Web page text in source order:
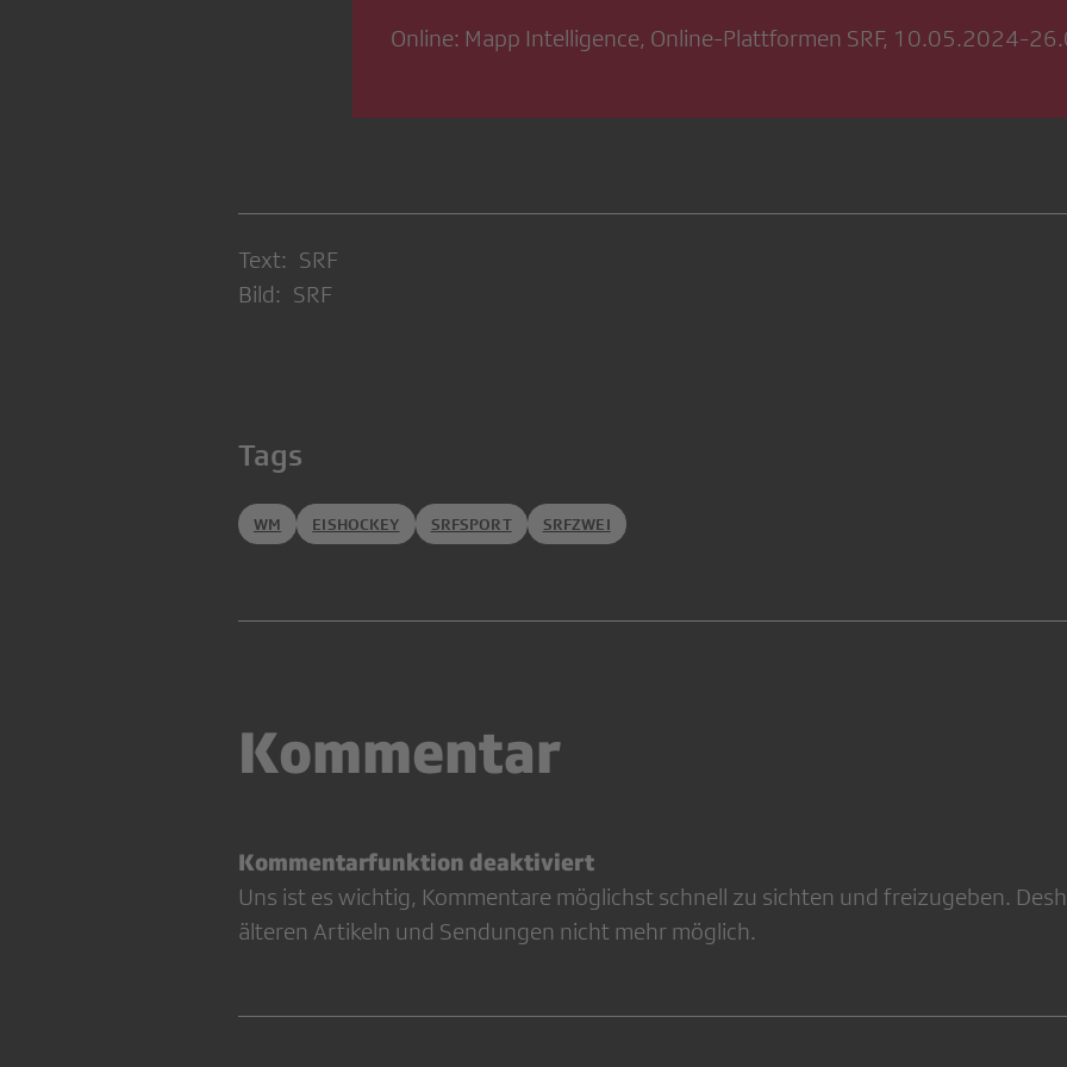
Online: Mapp Intelligence, Online-Plattformen SRF, 10.05.2024-
Text: SRF
Bild: SRF
Tags
WM EISHOCKEY SRFSPORT SRFZWEI
Kommentar
Kommentarfunktion deaktiviert
Uns ist es wichtig, Kommentare möglichst schnell zu sichten und freizugeben.
älteren Artikeln und Sendungen nicht mehr möglich.